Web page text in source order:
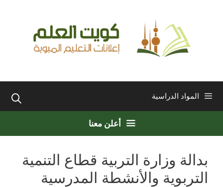
المواد الدراسية
أعلن معنا
بدالة وزارة التربية قطاع التنمية
التربوية والأنشطة المدرسية